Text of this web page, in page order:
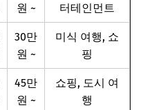
원 ~
터테인먼트
30만
원 ~
미식 여행, 쇼
핑
45만
원 ~
쇼핑, 도시 여
행